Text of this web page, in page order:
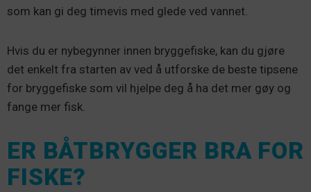
som kan gi deg timevis med glede ved vannet.
Hvis du er nybegynner innen bryggefiske, kan du gjøre
det enkelt fra starten av ved å utforske de beste tipsene
for bryggefiske som vil hjelpe deg å ha det mer gøy og
fange mer fisk.
ER BÅTBRYGGER BRA FOR
FISKE?